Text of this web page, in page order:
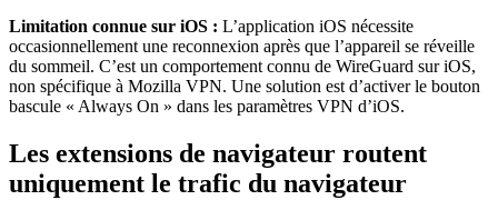
Limitation connue sur iOS : L’application iOS nécessite
occasionnellement une reconnexion après que l’appareil se réveille
du sommeil. C’est un comportement connu de WireGuard sur iOS,
non spécifique à Mozilla VPN. Une solution est d’activer le bouton
bascule « Always On » dans les paramètres VPN d’iOS.
Les extensions de navigateur routent
uniquement le trafic du navigateur